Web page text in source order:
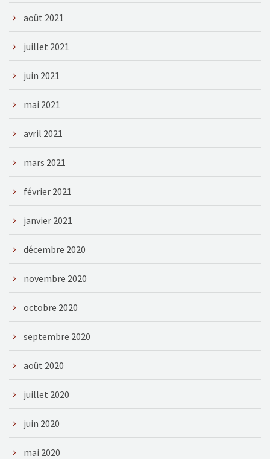
août 2021
juillet 2021
juin 2021
mai 2021
avril 2021
mars 2021
février 2021
janvier 2021
décembre 2020
novembre 2020
octobre 2020
septembre 2020
août 2020
juillet 2020
juin 2020
mai 2020